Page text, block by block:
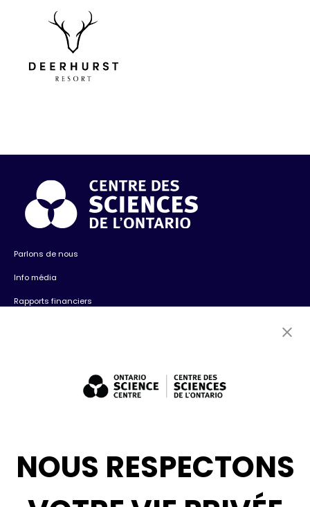
Parlons de nous
Info média
Rapports financiers
Expositions : ventes et location + consultation
Infolettre
NOUS RESPECTONS